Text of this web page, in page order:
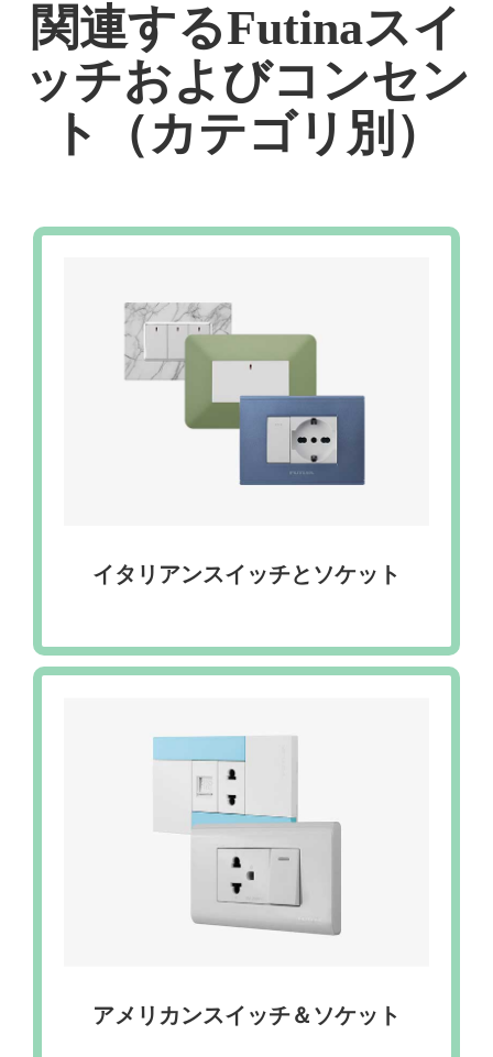
関連するFutinaスイ
ッチおよびコンセン
ト（カテゴリ別）
イタリアンスイッチとソケット
アメリカンスイッチ＆ソケット